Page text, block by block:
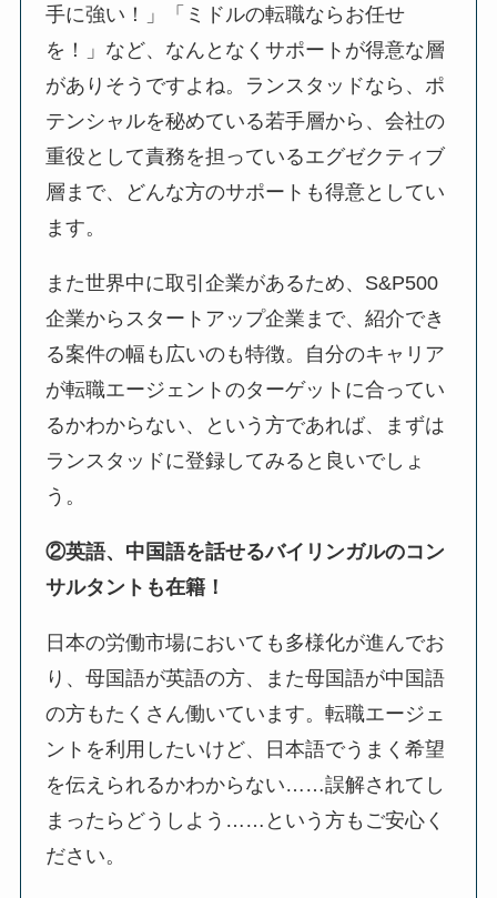
手に強い！」「ミドルの転職ならお任せ
を！」など、なんとなくサポートが得意な層
がありそうですよね。ランスタッドなら、ポ
テンシャルを秘めている若手層から、会社の
重役として責務を担っているエグゼクティブ
層まで、どんな方のサポートも得意としてい
ます。
また世界中に取引企業があるため、S&P500
企業からスタートアップ企業まで、紹介でき
る案件の幅も広いのも特徴。自分のキャリア
が転職エージェントのターゲットに合ってい
るかわからない、という方であれば、まずは
ランスタッドに登録してみると良いでしょ
う。
②英語、中国語を話せるバイリンガルのコン
サルタントも在籍！
日本の労働市場においても多様化が進んでお
り、母国語が英語の方、また母国語が中国語
の方もたくさん働いています。転職エージェ
ントを利用したいけど、日本語でうまく希望
を伝えられるかわからない……誤解されてし
まったらどうしよう……という方もご安心く
ださい。